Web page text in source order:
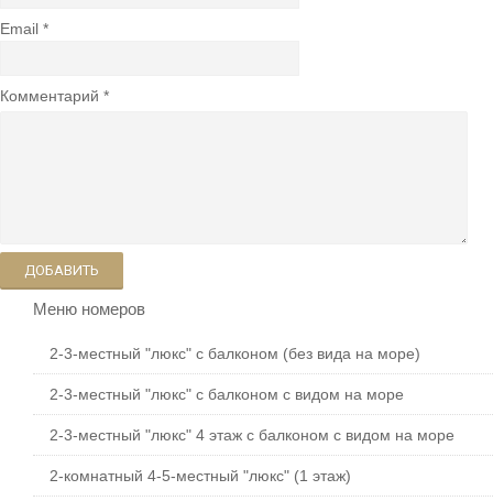
Email
Комментарий
ДОБАВИТЬ
Меню номеров
2-3-местный "люкс" с балконом (без вида на море)
2-3-местный "люкс" с балконом с видом на море
2-3-местный "люкс" 4 этаж с балконом с видом на море
2-комнатный 4-5-местный "люкс" (1 этаж)